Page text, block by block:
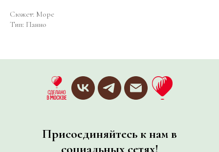
Сюжет: Море
Тип: Панно
Присоединяйтесь к нам в